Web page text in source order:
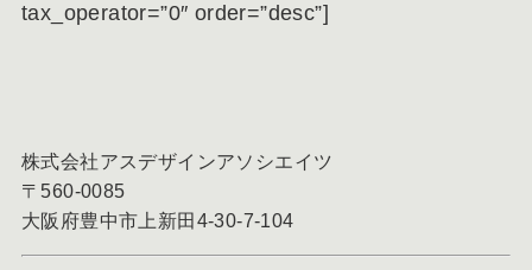
tax_operator=”0″ order=”desc”]
株式会社アスデザインアソシエイツ
〒560-0085
大阪府豊中市上新田4-30-7-104